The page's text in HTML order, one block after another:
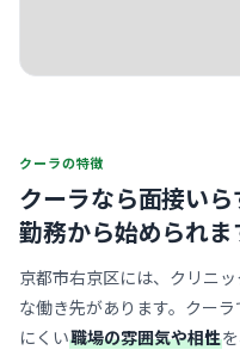
クーラの特徴
クーラなら面接いら
勤務から始められま
京都市右京区には、クリニ
な働き先があります。クー
にくい職場の雰囲気や相性を